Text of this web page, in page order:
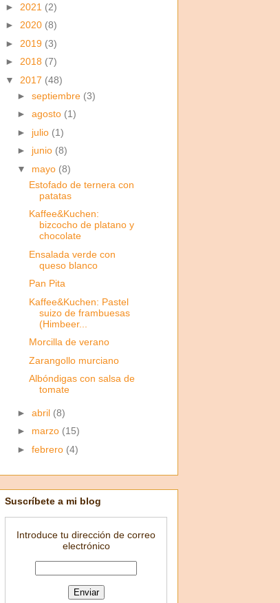
► 2021 (2)
► 2020 (8)
► 2019 (3)
► 2018 (7)
▼ 2017 (48)
► septiembre (3)
► agosto (1)
► julio (1)
► junio (8)
▼ mayo (8)
Estofado de ternera con
patatas
Kaffee&Kuchen:
bizcocho de platano y
chocolate
Ensalada verde con
queso blanco
Pan Pita
Kaffee&Kuchen: Pastel
suizo de frambuesas
(Himbeer...
Morcilla de verano
Zarangollo murciano
Albóndigas con salsa de
tomate
► abril (8)
► marzo (15)
► febrero (4)
Suscríbete a mi blog
Introduce tu dirección de correo
electrónico